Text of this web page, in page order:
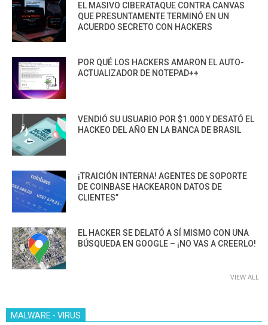
EL MASIVO CIBERATAQUE CONTRA CANVAS
QUE PRESUNTAMENTE TERMINÓ EN UN
ACUERDO SECRETO CON HACKERS
POR QUÉ LOS HACKERS AMARON EL AUTO-
ACTUALIZADOR DE NOTEPAD++
VENDIÓ SU USUARIO POR $1.000 Y DESATÓ EL
HACKEO DEL AÑO EN LA BANCA DE BRASIL
¡TRAICIÓN INTERNA! AGENTES DE SOPORTE
DE COINBASE HACKEARON DATOS DE
CLIENTES”
EL HACKER SE DELATÓ A SÍ MISMO CON UNA
BÚSQUEDA EN GOOGLE – ¡NO VAS A CREERLO!
VIEW ALL
MALWARE - VIRUS